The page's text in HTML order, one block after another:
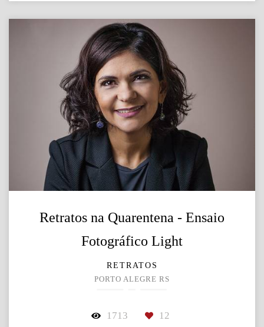
Retratos na Quarentena - Ensaio
Fotográfico Light
RETRATOS
PORTO ALEGRE RS
1713 12